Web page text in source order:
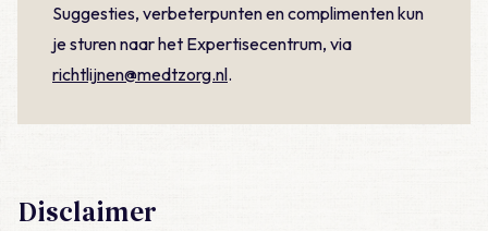
Suggesties, verbeterpunten en complimenten kun
je sturen naar het Expertisecentrum, via
richtlijnen@medtzorg.nl.
Disclaimer